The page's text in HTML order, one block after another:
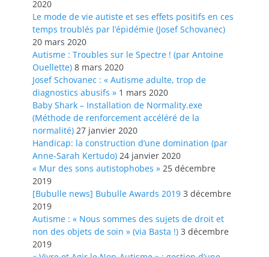
2020
Le mode de vie autiste et ses effets positifs en ces
temps troublés par l’épidémie (Josef Schovanec)
20 mars 2020
Autisme : Troubles sur le Spectre ! (par Antoine
Ouellette) 8 mars 2020
Josef Schovanec : « Autisme adulte, trop de
diagnostics abusifs » 1 mars 2020
Baby Shark – Installation de Normality.exe
(Méthode de renforcement accéléré de la
normalité) 27 janvier 2020
Handicap: la construction d’une domination (par
Anne-Sarah Kertudo) 24 janvier 2020
« Mur des sons autistophobes » 25 décembre
2019
[Bubulle news] Bubulle Awards 2019 3 décembre
2019
Autisme : « Nous sommes des sujets de droit et
non des objets de soin » (via Basta !) 3 décembre
2019